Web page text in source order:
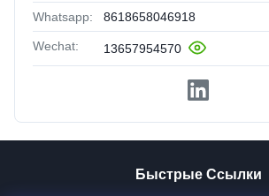
Whatsapp: 8618658046918
Wechat: 13657954570
Быстрые Ссылки